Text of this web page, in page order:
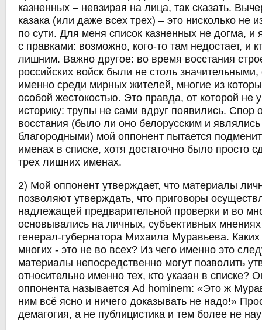
казненных – невзирая на лица, так сказать.
казака (или даже всех трех) – это нисколько не
по сути. Для меня список казненных не догма, и
с правками: возможно, кого-то там недостает, и
лишним. Важно другое: во время восстания
российских войск были не столь значительными,
именно среди мирных жителей, многие из
особой жестокостью. Это правда, от которой не
историку: трупы не сами вдруг появились. Спор
восстания (было ли оно белорусским и
благородными) мой оппонент пытается
именах в списке, хотя достаточно было просто
трех лишних именах.
2) Мой оппонент утверждает, что материалы
позволяют утверждать, что приговоры
надлежащей предварительной проверки и во
основывались на личных, субъективных мнениях
генерал-губернатора Михаила Муравьева.
многих - это не во всех? Из чего именно это
материалы непосредственно могут позволить
относительно именно тех, кто указан в списке?
оппонента называется Ad hominem: «Это ж
ним всё ясно и ничего доказывать не надо!»
демагогия, а не публицистика и тем более не